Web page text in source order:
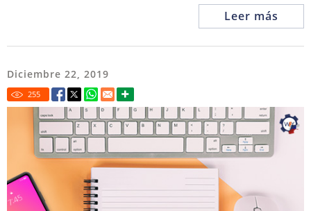
Leer más
Diciembre 22, 2019
255